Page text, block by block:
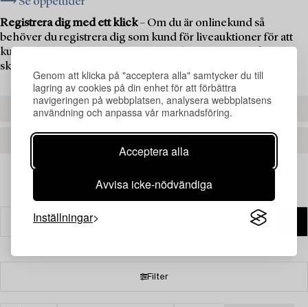
Genom att klicka på "acceptera alla" samtycker du till
lagring av cookies på din enhet för att förbättra
navigeringen på webbplatsen, analysera webbplatsens
användning och anpassa vår marknadsföring.
Acceptera alla
Avvisa icke-nödvändiga
Inställningar
Registrera dig med ett klick– Om du är onlinekund så
behöver du registrera dig som kund för liveauktioner för att
kunna delta i auktionen. Om du är ny kund hos oss måste du
skapa ett kundkonto först.
REGISTRERA DIG
Filter